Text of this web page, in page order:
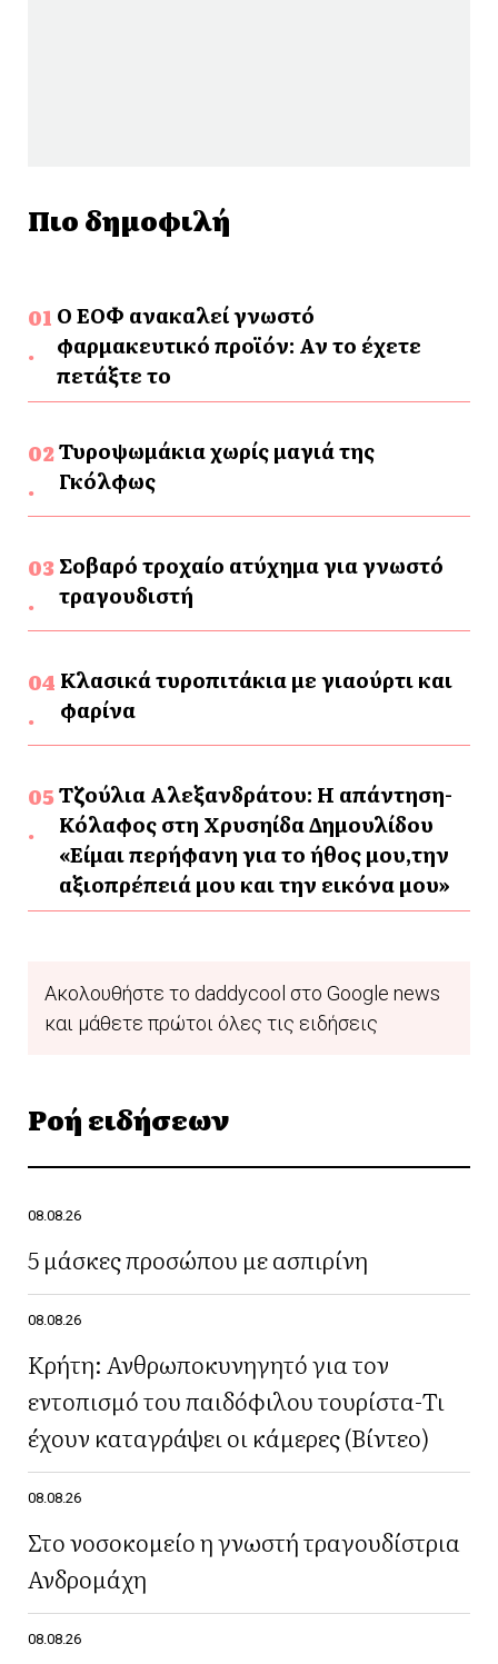
Πιο δημοφιλή
Ο ΕΟΦ ανακαλεί γνωστό
φαρμακευτικό προϊόν: Αν το έχετε
πετάξτε το
Τυροψωμάκια χωρίς μαγιά της
Γκόλφως
Σοβαρό τροχαίο ατύχημα για γνωστό
τραγουδιστή
Κλασικά τυροπιτάκια με γιαούρτι και
φαρίνα
Τζούλια Αλεξανδράτου: Η απάντηση-
Κόλαφος στη Χρυσηίδα Δημουλίδου
«Είμαι περήφανη για το ήθος μου,την
αξιοπρέπειά μου και την εικόνα μου»
Ακολουθήστε το daddycool στο Google news
και μάθετε πρώτοι όλες τις ειδήσεις
Ροή ειδήσεων
08.08.26
5 μάσκες προσώπου με ασπιρίνη
08.08.26
Κρήτη: Ανθρωποκυνηγητό για τον
εντοπισμό του παιδόφιλου τουρίστα-Τι
έχουν καταγράψει οι κάμερες (Βίντεο)
08.08.26
Στο νοσοκομείο η γνωστή τραγουδίστρια
Ανδρομάχη
08.08.26